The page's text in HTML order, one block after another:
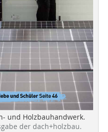
und Holzbauhandwerk.
der dach+holzbau.